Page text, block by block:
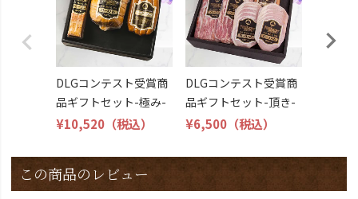
DLGコンテスト受賞商
品ギフトセット-極み-
¥10,520 （税込）
DLGコンテスト受賞商
品ギフトセット-頂き-
¥6,500 （税込）
この商品のレビュー